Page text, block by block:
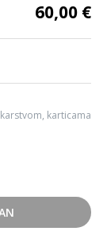
60,00 €
karticama